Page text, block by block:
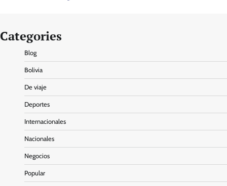
Categories
Blog
Bolivia
De viaje
Deportes
Internacionales
Nacionales
Negocios
Popular